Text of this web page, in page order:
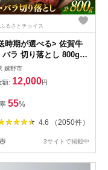
るさとチョイス
時期が選べる> 佐賀牛
バラ 切り落とし 800g
【桑原畜産】
佐賀牛 牛肉 佐賀県
毛和牛 ブランド牛 佐賀
肉 A4 切り落とし きり
人気 佐賀牛 牛肉
嬉野市
額: 12,000円
55%
4.6 （2050件）
3サイトで掲載中